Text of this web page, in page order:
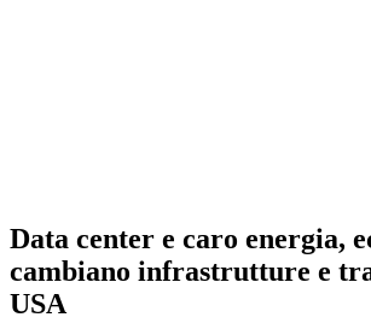
Data center e caro energia,
cambiano infrastrutture e
USA